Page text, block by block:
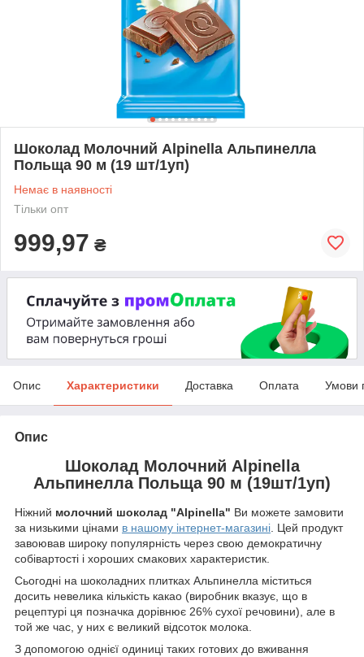
Шоколад Молочний Alpinella Альпинелла
Польща 90 м (19 шт/1уп)
Немає в наявності
Тільки опт
999,97 ₴
Опис Характеристики Доставка Оплата Умови
Опис
Шоколад Молочний Alpinella
Альпинелла Польща 90 м (19шт/1уп)
Ніжний молочний шоколад "Alpinella" Ви можете замовити
за низькими цінами в нашому інтернет-магазині . Цей продукт
завоював широку популярність через свою демократичну
собівартості і хороших смакових характеристик.
Сьогодні на шоколадних плитках Альпинелла міститься
досить невелика кількість какао (виробник вказує, що в
рецептурі ця позначка дорівнює 26% сухої речовини), але в
той же час, у них є великий відсоток молока.
З допомогою однієї одиниці таких готових до вживання